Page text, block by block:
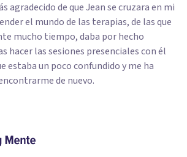
agradecido de que Jean se cruzara en mi
el mundo de las terapias, de las que
mucho tiempo, daba por hecho
hacer las sesiones presenciales con él
estaba un poco confundido y me ha
de nuevo.